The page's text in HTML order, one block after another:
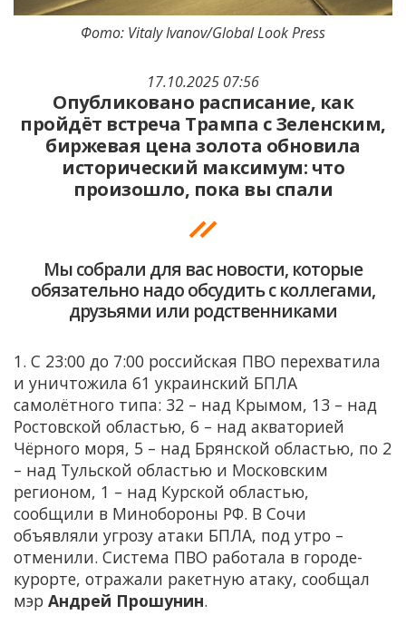
17.10.2025 07:56
Опубликовано расписание, как
пройдёт встреча Трампа с Зеленским,
биржевая цена золота обновила
исторический максимум: что
произошло, пока вы спали
Мы собрали для вас новости, которые
обязательно надо обсудить с коллегами,
друзьями или родственниками
Фото: Vitaly Ivanov/Global Look Press
1. С 23:00 до 7:00 российская ПВО перехватила
и уничтожила 61 украинский БПЛА
самолётного типа: 32 – над Крымом, 13 – над
Ростовской областью, 6 – над акваторией
Чёрного моря, 5 – над Брянской областью, по 2
– над Тульской областью и Московским
регионом, 1 – над Курской областью,
сообщили в Минобороны РФ. В Сочи
объявляли угрозу атаки БПЛА, под утро –
отменили. Система ПВО работала в городе-
курорте, отражали ракетную атаку, сообщал
мэр Андрей Прошунин.